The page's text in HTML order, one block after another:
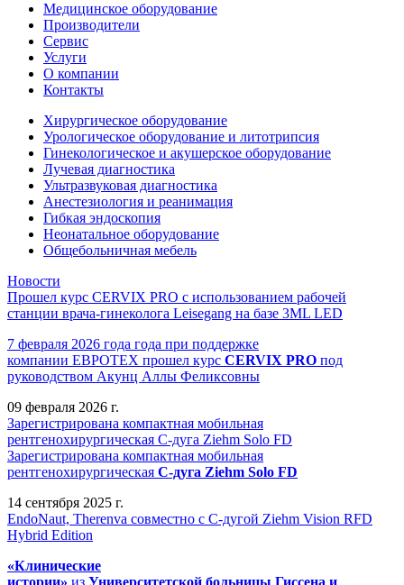
Медицинское оборудование
Производители
Сервис
Услуги
О компании
Контакты
Хирургическое оборудование
Урологическое оборудование и литотрипсия
Гинекологическое и акушерское оборудование
Лучевая диагностика
Ультразвуковая диагностика
Анестезиология и реанимация
Гибкая эндоскопия
Неонатальное оборудование
Общебольничная мебель
Новости
Прошел курс CERVIX PRO с использованием рабочей
станции врача-гинеколога Leisegang на базе 3ML LED
7 февраля 2026 года года при поддержке
компании ЕВРОТЕХ прошел курс CERVIX PRO под
руководством Акунц Аллы Феликсовны
09 февраля 2026 г.
Зарегистрирована компактная мобильная
рентгенохирургическая С-дуга Ziehm Solo FD
Зарегистрирована компактная мобильная
рентгенохирургическая С-дуга Ziehm Solo FD
14 сентября 2025 г.
EndoNaut, Therenva совместно с С-дугой Ziehm Vision RFD
Hybrid Edition
«Клинические
истории» из Университетской больницы Гиссена и